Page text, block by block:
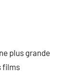
plus grande
films